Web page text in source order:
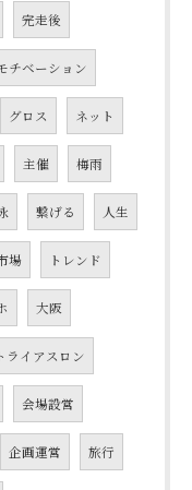
完走後
チベーション
グロス ネット
主催 梅雨
繋げる 人生
場 トレンド
大阪
ライアスロン
会場設営
企画運営 旅行